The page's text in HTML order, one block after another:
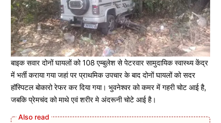
बाइक सवार दोनों घायलों को 108 एम्बुलेश से पेटरवार सामुदायिक स्वास्थ्य केंद्र
में भर्ती कराया गया जहां पर प्राथमिक उपचार के बाद दोनों घायलों को सदर
हॉस्पिटल बोकारो रेफर कर दिया गया। भुवनेश्वर को कमर में गहरी चोट आई है,
जबकि प्रेमचंद को माथे एवं शरीर मे अंदरूनी चोटे आई है।